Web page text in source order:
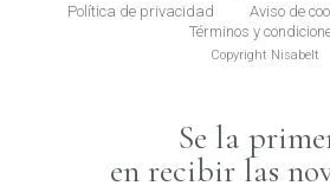
Política de privacidad Aviso de
Términos y
Copyright Nisabelt
Se la
en recibir las